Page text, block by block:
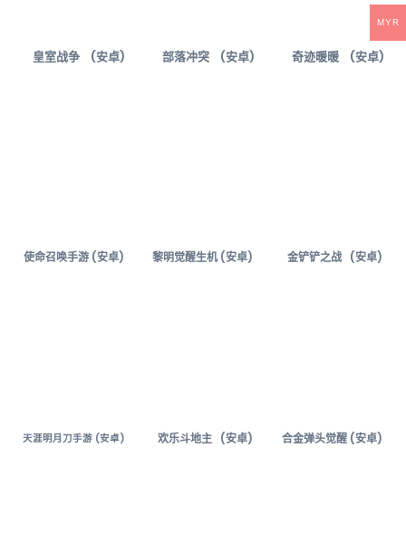
皇室战争 (安卓) 部落冲突 (安卓) 奇迹暖暖 (安卓)
使命召唤手游 (安卓) 黎明觉醒生机 (安卓) 金铲铲之战 (安卓)
天涯明月刀手游 (安卓) 欢乐斗地主 (安卓) 合金弹头觉醒 (安卓)
MYR